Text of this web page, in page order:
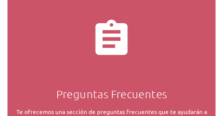
Preguntas Frecuentes
Te ofrecemos una sección de preguntas frecuentes que te ayudarán a